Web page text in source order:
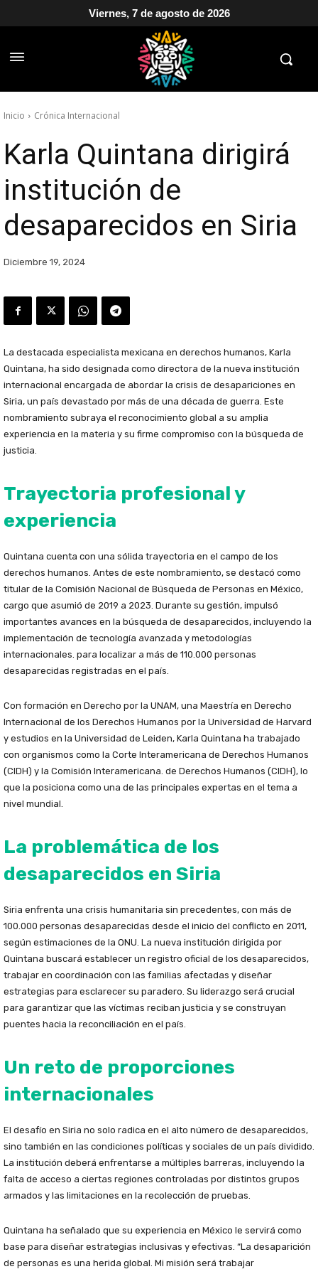
Viernes, 7 de agosto de 2026
Inicio Crónica Internacional
Karla Quintana dirigirá
institución de
desaparecidos en Siria
Diciembre 19, 2024
La destacada especialista mexicana en derechos humanos, Karla
Quintana, ha sido designada como directora de la nueva institución
internacional encargada de abordar la crisis de desapariciones en
Siria, un país devastado por más de una década de guerra. Este
nombramiento subraya el reconocimiento global a su amplia
experiencia en la materia y su firme compromiso con la búsqueda de
justicia.
Trayectoria profesional y
experiencia
Quintana cuenta con una sólida trayectoria en el campo de los
derechos humanos. Antes de este nombramiento, se destacó como
titular de la Comisión Nacional de Búsqueda de Personas en México,
cargo que asumió de 2019 a 2023. Durante su gestión, impulsó
importantes avances en la búsqueda de desaparecidos, incluyendo la
implementación de tecnología avanzada y metodologías
internacionales. para localizar a más de 110.000 personas
desaparecidas registradas en el país.
Con formación en Derecho por la UNAM, una Maestría en Derecho
Internacional de los Derechos Humanos por la Universidad de Harvard
y estudios en la Universidad de Leiden, Karla Quintana ha trabajado
con organismos como la Corte Interamericana de Derechos Humanos
(CIDH) y la Comisión Interamericana. de Derechos Humanos (CIDH), lo
que la posiciona como una de las principales expertas en el tema a
nivel mundial.
La problemática de los
desaparecidos en Siria
Siria enfrenta una crisis humanitaria sin precedentes, con más de
100.000 personas desaparecidas desde el inicio del conflicto en 2011,
según estimaciones de la ONU. La nueva institución dirigida por
Quintana buscará establecer un registro oficial de los desaparecidos,
trabajar en coordinación con las familias afectadas y diseñar
estrategias para esclarecer su paradero. Su liderazgo será crucial
para garantizar que las víctimas reciban justicia y se construyan
puentes hacia la reconciliación en el país.
Un reto de proporciones
internacionales
El desafío en Siria no solo radica en el alto número de desaparecidos,
sino también en las condiciones políticas y sociales de un país dividido.
La institución deberá enfrentarse a múltiples barreras, incluyendo la
falta de acceso a ciertas regiones controladas por distintos grupos
armados y las limitaciones en la recolección de pruebas.
Quintana ha señalado que su experiencia en México le servirá como
base para diseñar estrategias inclusivas y efectivas. “La desaparición
de personas es una herida global. Mi misión será trabajar